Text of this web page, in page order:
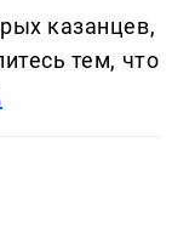
казанцев,
тем, что